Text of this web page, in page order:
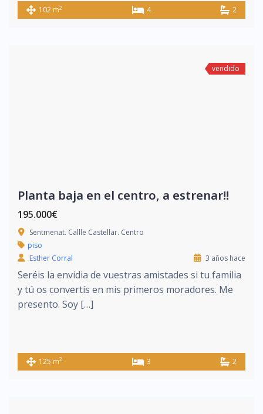
102 m2 4 2
vendido
Planta baja en el centro, a estrenar!!
195.000€
Sentmenat. Callle Castellar. Centro
piso
Esther Corral
3 años hace
Seréis la envidia de vuestras amistades si tu familia
y tú os convertís en mis primeros moradores. Me
presento. Soy […]
125 m2 3 2